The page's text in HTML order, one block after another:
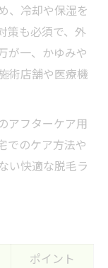
、冷却や保湿を
策も必須で、外
が一、かゆみや
術店舗や医療機
アフターケア用
でのケア方法や
い快適な脱毛ラ
ポイント